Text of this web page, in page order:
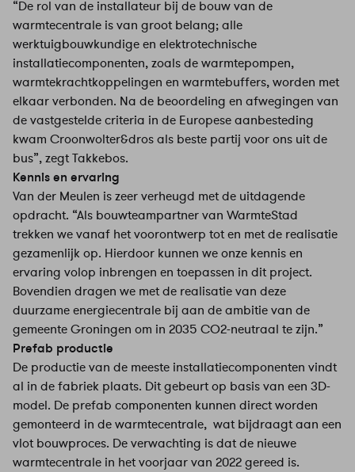
“De rol van de installateur bij de bouw van de
warmtecentrale is van groot belang; alle
werktuigbouwkundige en elektrotechnische
installatiecomponenten, zoals de warmtepompen,
warmtekrachtkoppelingen en warmtebuffers, worden met
elkaar verbonden. Na de beoordeling en afwegingen van
de vastgestelde criteria in de Europese aanbesteding
kwam Croonwolter&dros als beste partij voor ons uit de
bus”, zegt Takkebos.
Kennis en ervaring
Van der Meulen is zeer verheugd met de uitdagende
opdracht. “Als bouwteampartner van WarmteStad
trekken we vanaf het voorontwerp tot en met de realisatie
gezamenlijk op. Hierdoor kunnen we onze kennis en
ervaring volop inbrengen en toepassen in dit project.
Bovendien dragen we met de realisatie van deze
duurzame energiecentrale bij aan de ambitie van de
gemeente Groningen om in 2035 CO2-neutraal te zijn.”
Prefab productie
De productie van de meeste installatiecomponenten vindt
al in de fabriek plaats. Dit gebeurt op basis van een 3D-
model. De prefab componenten kunnen direct worden
gemonteerd in de warmtecentrale, wat bijdraagt aan een
vlot bouwproces. De verwachting is dat de nieuwe
warmtecentrale in het voorjaar van 2022 gereed is.